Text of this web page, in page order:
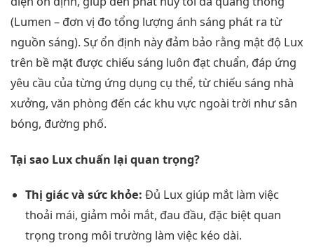
(Lumen – đơn vị đo tổng lượng ánh sáng phát ra từ
nguồn sáng). Sự ổn định này đảm bảo rằng mật độ Lux
trên bề mặt được chiếu sáng luôn đạt chuẩn, đáp ứng
yêu cầu của từng ứng dụng cụ thể, từ chiếu sáng nhà
xưởng, văn phòng đến các khu vực ngoài trời như sân
bóng, đường phố.
Tại sao Lux chuẩn lại quan trọng?
Thị giác và sức khỏe: Đủ Lux giúp mắt làm việc
thoải mái, giảm mỏi mắt, đau đầu, đặc biệt quan
trọng trong môi trường làm việc kéo dài.